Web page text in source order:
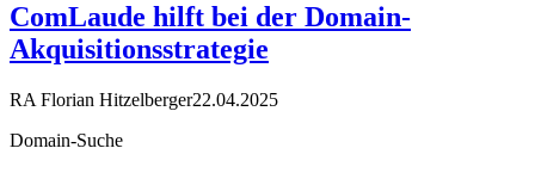
ComLaude hilft bei der Domain-
Akquisitionsstrategie
RA Florian Hitzelberger22.04.2025
Domain-Suche